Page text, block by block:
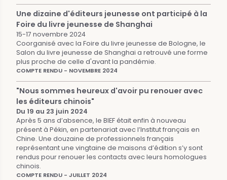
Une dizaine d'éditeurs jeunesse ont participé à la
Foire du livre jeunesse de Shanghai
15-17 novembre 2024
Coorganisé avec la Foire du livre jeunesse de Bologne, le
Salon du livre jeunesse de Shanghai a retrouvé une forme
plus proche de celle d'avant la pandémie.
COMPTE RENDU - NOVEMBRE 2024
"Nous sommes heureux d'avoir pu renouer avec
les éditeurs chinois"
Du 19 au 23 juin 2024
Après 5 ans d’absence, le BIEF était enfin à nouveau
présent à Pékin, en partenariat avec l’Institut français en
Chine. Une douzaine de professionnels français
représentant une vingtaine de maisons d’édition s’y sont
rendus pour renouer les contacts avec leurs homologues
chinois.
COMPTE RENDU - JUILLET 2024